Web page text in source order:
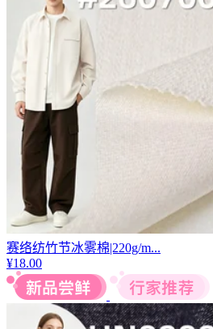
赛络纺竹节冰雾棉|220g/m...
¥18.00